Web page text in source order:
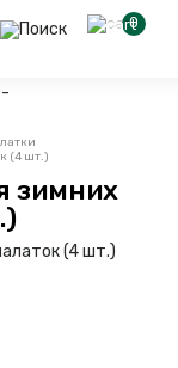
0
(4 шт.)
зимних